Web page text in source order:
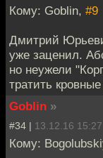
Кому: Goblin, #9
Дмитрий
уже заценил.
но неужели
тратить
Goblin »
#34 | 13.12.16 15:27
Кому: